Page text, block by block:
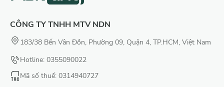
CÔNG TY TNHH MTV NDN
183/38 Bến Vân Đồn, Phường 09, Quận 4, TP.HCM, Việt Nam
Hotline: 0355090022
Mã số thuế: 0314940727